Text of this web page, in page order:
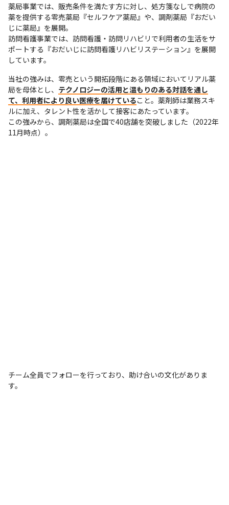
薬局事業では、販売条件を満たす方に対し、処方箋なしで病院の
薬を提供する零売薬局『セルフケア薬局』や、調剤薬局『おだい
じに薬局』を展開。
訪問看護事業では、訪問看護・訪問リハビリで利用者の生活をサ
ポートする『おだいじに訪問看護リハビリステーション』を展開
しています。
当社の強みは、零売という開拓段階にある領域においてリアル薬
局を母体とし、 テクノロジーの活用と温もりのある対話を通し
て、利用者により良い医療を届けていること。薬剤師は業務スキ
ルに加え、タレント性を活かして接客にあたっています。
この強みから、調剤薬局は全国で40店舗を突破しました（2022年
11月時点）。
チーム全員でフォローを行っており、助け合いの文化がありま
す。